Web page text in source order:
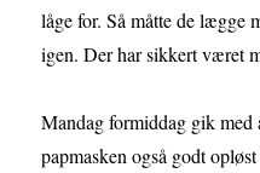
låge for. Så måtte de lægge
igen. Der har sikkert været
Mandag formiddag gik med
papmasken også godt